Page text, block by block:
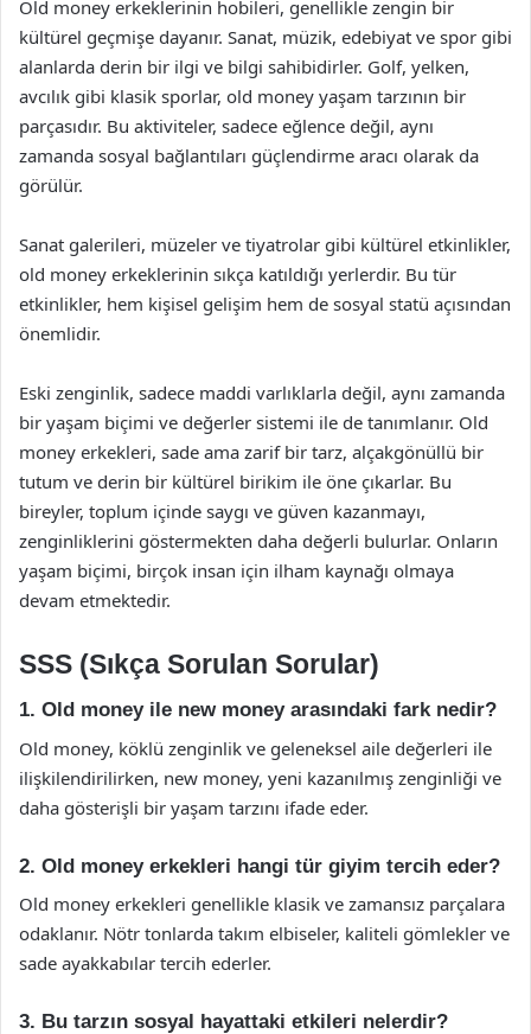
Old money erkeklerinin hobileri, genellikle zengin bir
kültürel geçmişe dayanır. Sanat, müzik, edebiyat ve spor gibi
alanlarda derin bir ilgi ve bilgi sahibidirler. Golf, yelken,
avcılık gibi klasik sporlar, old money yaşam tarzının bir
parçasıdır. Bu aktiviteler, sadece eğlence değil, aynı
zamanda sosyal bağlantıları güçlendirme aracı olarak da
görülür.
Sanat galerileri, müzeler ve tiyatrolar gibi kültürel etkinlikler,
old money erkeklerinin sıkça katıldığı yerlerdir. Bu tür
etkinlikler, hem kişisel gelişim hem de sosyal statü açısından
önemlidir.
Eski zenginlik, sadece maddi varlıklarla değil, aynı zamanda
bir yaşam biçimi ve değerler sistemi ile de tanımlanır. Old
money erkekleri, sade ama zarif bir tarz, alçakgönüllü bir
tutum ve derin bir kültürel birikim ile öne çıkarlar. Bu
bireyler, toplum içinde saygı ve güven kazanmayı,
zenginliklerini göstermekten daha değerli bulurlar. Onların
yaşam biçimi, birçok insan için ilham kaynağı olmaya
devam etmektedir.
SSS (Sıkça Sorulan Sorular)
1. Old money ile new money arasındaki fark nedir?
Old money, köklü zenginlik ve geleneksel aile değerleri ile
ilişkilendirilirken, new money, yeni kazanılmış zenginliği ve
daha gösterişli bir yaşam tarzını ifade eder.
2. Old money erkekleri hangi tür giyim tercih eder?
Old money erkekleri genellikle klasik ve zamansız parçalara
odaklanır. Nötr tonlarda takım elbiseler, kaliteli gömlekler ve
sade ayakkabılar tercih ederler.
3. Bu tarzın sosyal hayattaki etkileri nelerdir?